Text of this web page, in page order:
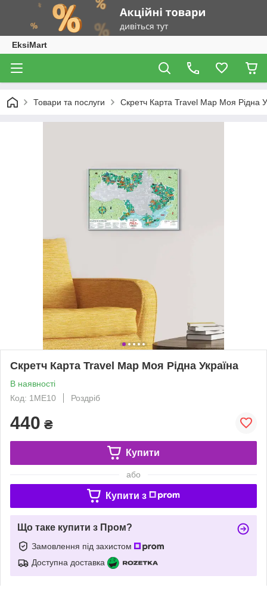
EksiMart
Товари та послуги Скретч Карта Travel Map Моя Рідна
Скретч Карта Travel Map Моя Рідна Україна
В наявності
Код: 1ME10
Роздріб
440 ₴
Купити
або
Купити з
Що таке купити з Пром?
Замовлення під захистом
Доступна доставка